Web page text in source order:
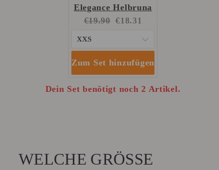
Elegance Helbruna
Original
€19.90 Current
€18.31
Zum Set hinzufügen
Dein Set benötigt noch 2 Artikel.
WELCHE GRÖSSE B